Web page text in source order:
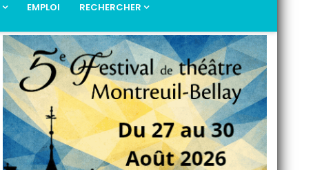
EMPLOI RECHERCHER